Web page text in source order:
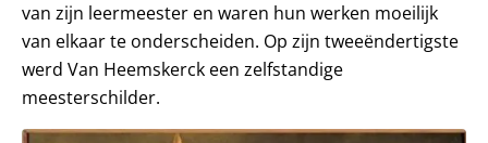
van zijn leermeester en waren hun werken moeilijk
van elkaar te onderscheiden. Op zijn tweeëndertigste
werd Van Heemskerck een zelfstandige
meesterschilder.